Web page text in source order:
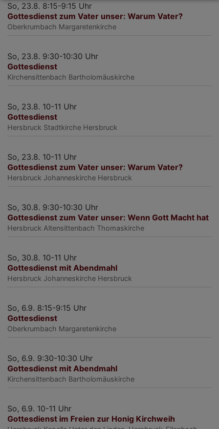
So, 23.8. 8:15-9:15 Uhr
Gottesdienst zum Vater unser: Warum Vater?
Oberkrumbach Margaretenkirche
So, 23.8. 9:30-10:30 Uhr
Gottesdienst
Kirchensittenbach Bartholomäuskirche
So, 23.8. 10-11 Uhr
Gottesdienst
Hersbruck Stadtkirche Hersbruck
So, 23.8. 10-11 Uhr
Gottesdienst zum Vater unser: Warum Vater?
Hersbruck Johanneskirche Hersbruck
So, 30.8. 9:30-10:30 Uhr
Gottesdienst zum Vater unser: Wenn Gott Macht hat
Hersbruck Altensittenbach Thomaskirche
So, 30.8. 10-11 Uhr
Gottesdienst mit Abendmahl
Hersbruck Johanneskirche Hersbruck
So, 6.9. 8:15-9:15 Uhr
Gottesdienst
Oberkrumbach Margaretenkirche
So, 6.9. 9:30-10:30 Uhr
Gottesdienst mit Abendmahl
Kirchensittenbach Bartholomäuskirche
So, 6.9. 10-11 Uhr
Gottesdienst im Freien zur Honig Kirchweih